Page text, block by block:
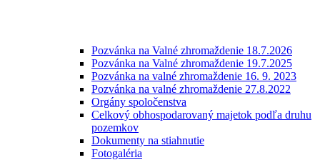
Pozvánka na Valné zhromaždenie 18.7.2026
Pozvánka na Valné zhromaždenie 19.7.2025
Pozvánka na valné zhromaždenie 16. 9. 2023
Pozvánka na valné zhromaždenie 27.8.2022
Orgány spoločenstva
Celkový obhospodarovaný majetok podľa druhu
pozemkov
Dokumenty na stiahnutie
Fotogaléria